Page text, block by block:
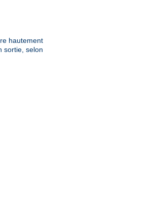
hautement
sortie, selon